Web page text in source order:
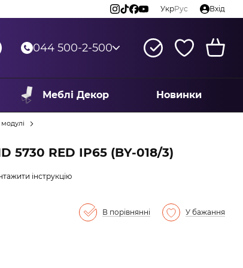
УкрРус Вхід
044 500-2-500
Меблі Декор Новинки
модулі
5730 RED IP65 (BY-018/3)
інструкцію
В порівнянні У бажання